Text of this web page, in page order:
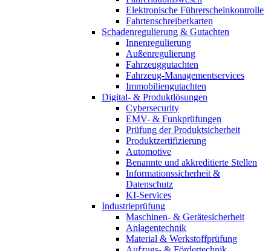
Elektronische Führerscheinkontrolle
Fahrtenschreiberkarten
Schadenregulierung & Gutachten
Innenregulierung
Außenregulierung
Fahrzeuggutachten
Fahrzeug-Managementservices
Immobiliengutachten
Digital- & Produktlösungen
Cybersecurity
EMV- & Funkprüfungen
Prüfung der Produktsicherheit
Produktzertifizierung
Automotive
Benannte und akkreditierte Stellen
Informationssicherheit &
Datenschutz
KI-Services
Industrieprüfung
Maschinen- & Gerätesicherheit
Anlagentechnik
Material & Werkstoffprüfung